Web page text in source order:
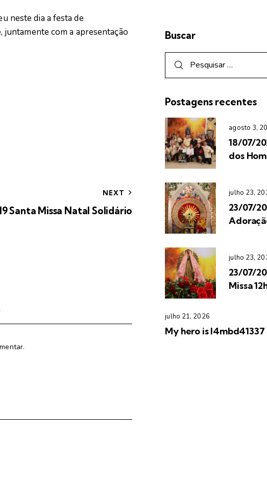
neste dia a festa de
juntamente com a apresentação
NEXT
Santa Missa Natal Solidário
Buscar
Postagens recentes
agosto 3,
18/07/
dos
julho 23,
23/07/
julho 23,
23/07/
Missa
julho 21, 2026
My hero is l4mbd41337